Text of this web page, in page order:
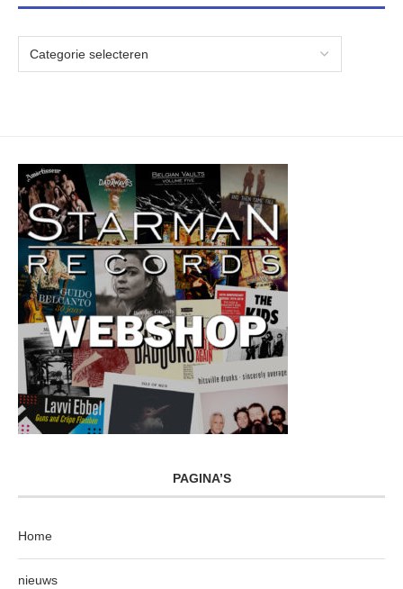
PAGINA’S
Home
nieuws